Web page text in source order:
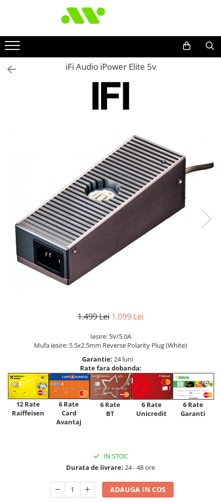
iFi Audio iPower Elite 5v
1.499 Lei 1.099 Lei
Iesire: 5V/5.0A
Mufa iesire: 5.5x2.5mm Reverse Polarity Plug (White)
Garantie: 24 luni
Rate fara dobanda:
12 Rate
Raiffeisen
6 Rate
Card
Avantaj
6 Rate
BT
6 Rate
Unicredit
6 Rate
Garanti
IN STOC
Durata de livrare: 24 - 48 ore
ADAUGA IN COS